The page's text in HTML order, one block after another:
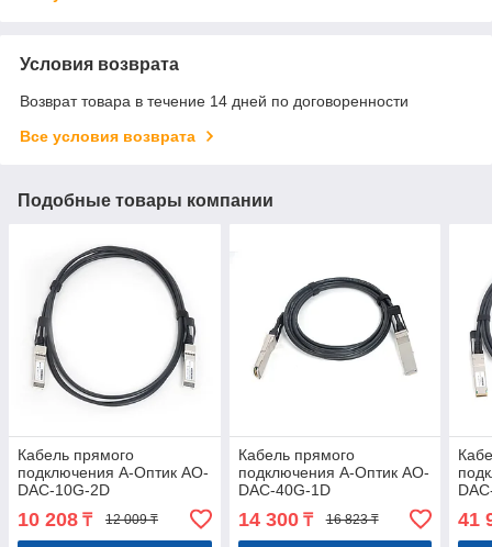
Условия возврата
Возврат товара в течение 14 дней по договоренности
Все условия возврата
Подобные товары компании
Кабель прямого
подключения А-Оптик AO-
DAC-10G-2D
10 208 ₸ 12 009 ₸
Кабель прямого
подключения А-Оптик AO-
DAC-40G-1D
14 300₸ 16 823 ₸ 41